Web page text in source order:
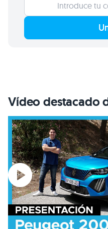
Vídeo destacado